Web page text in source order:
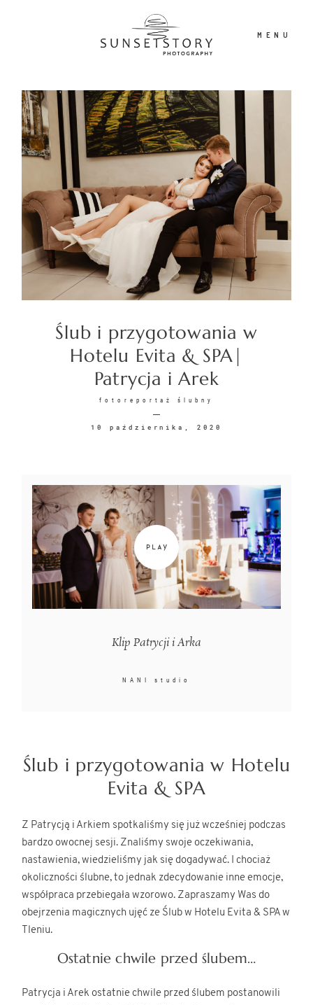
MENU
Ślub i przygotowania w
Hotelu Evita & SPA|
Patrycja i Arek
fotoreportaż ślubny
10 października, 2020
Klip Patrycji i Arka
NANI studio
Ślub i przygotowania w Hotelu
Evita & SPA
Z Patrycją i Arkiem spotkaliśmy się już wcześniej podczas
bardzo owocnej sesji. Znaliśmy swoje oczekiwania,
nastawienia, wiedzieliśmy jak się dogadywać. I chociaż
okoliczności ślubne, to jednak zdecydowanie inne emocje,
współpraca przebiegała wzorowo. Zapraszamy Was do
obejrzenia magicznych ujęć ze Ślub w Hotelu Evita & SPA w
Tleniu.
Ostatnie chwile przed ślubem…
Patrycja i Arek ostatnie chwile przed ślubem postanowili
PORTFOLIO
OFERTA
CONTENT CREATOR
FILM
KONTAKT
SUNSETSTORY.PL